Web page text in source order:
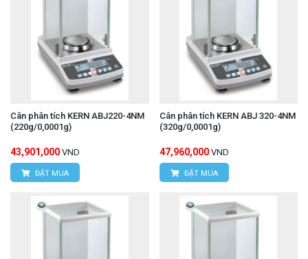
Cân phân tích KERN ABJ220-4NM
(220g/0,0001g)
43,901,000 VND
ĐẶT MUA
Cân phân tích KERN ABJ 320-4NM
(320g/0,0001g)
47,960,000 VND
ĐẶT MUA